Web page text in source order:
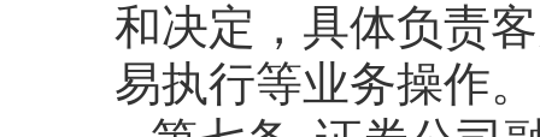
和决定，具体负责
易执行等业务操作。